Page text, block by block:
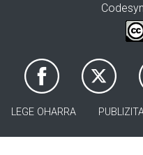
LEGE OHARRA